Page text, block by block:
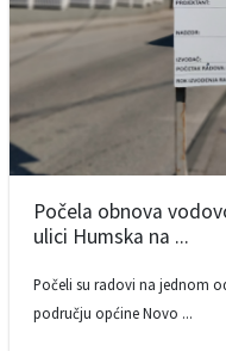
Počela obnova
ulici Humska na ...
Počeli su radovi na jednom
području općine Novo ...